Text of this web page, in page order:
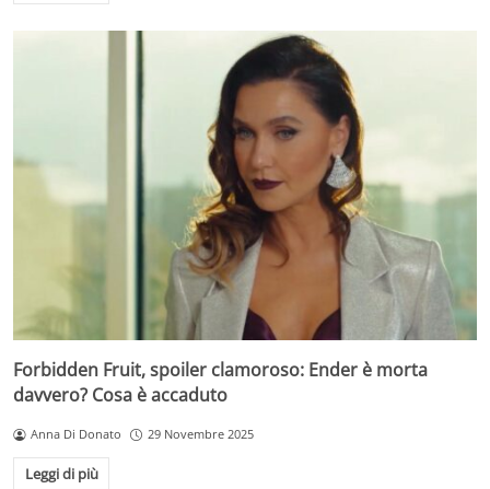
Forbidden Fruit, spoiler clamoroso: Ender è morta
davvero? Cosa è accaduto
Anna Di Donato 29 Novembre 2025
Leggi di più